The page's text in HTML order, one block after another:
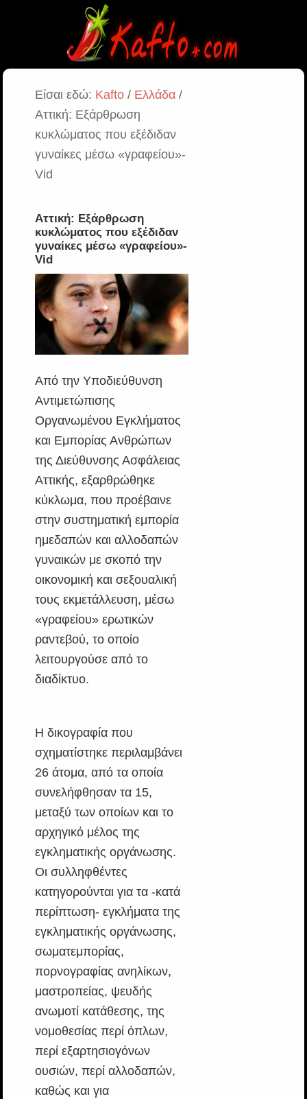
Είσαι εδώ: Kafto/ Ελλάδα/
Αττική: Εξάρθρωση
κυκλώματος που εξέδιδαν
γυναίκες μέσω «γραφείου»-
Vid
Αττική: Εξάρθρωση
κυκλώματος που εξέδιδαν
γυναίκες μέσω «γραφείου»-
Vid
Από την Υποδιεύθυνση
Αντιμετώπισης
Οργανωμένου Εγκλήματος
και Εμπορίας Ανθρώπων
της Διεύθυνσης Ασφάλειας
Αττικής, εξαρθρώθηκε
κύκλωμα, που προέβαινε
στην συστηματική εμπορία
ημεδαπών και αλλοδαπών
γυναικών με σκοπό την
οικονομική και σεξουαλική
τους εκμετάλλευση, μέσω
«γραφείου» ερωτικών
ραντεβού, το οποίο
λειτουργούσε από το
διαδίκτυο.
Η δικογραφία που
σχηματίστηκε περιλαμβάνει
26 άτομα, από τα οποία
συνελήφθησαν τα 15,
μεταξύ των οποίων και το
αρχηγικό μέλος της
εγκληματικής οργάνωσης.
Οι συλληφθέντες
κατηγορούνται για τα -κατά
περίπτωση- εγκλήματα της
εγκληματικής οργάνωσης,
σωματεμπορίας,
πορνογραφίας ανηλίκων,
μαστροπείας, ψευδής
ανωμοτί κατάθεσης, της
νομοθεσίας περί όπλων,
περί εξαρτησιογόνων
ουσιών, περί αλλοδαπών,
καθώς και για